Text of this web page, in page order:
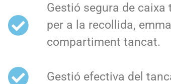
Gestió segura de
per a la recollida,
compartiment tancat.
Gestió efectiva del